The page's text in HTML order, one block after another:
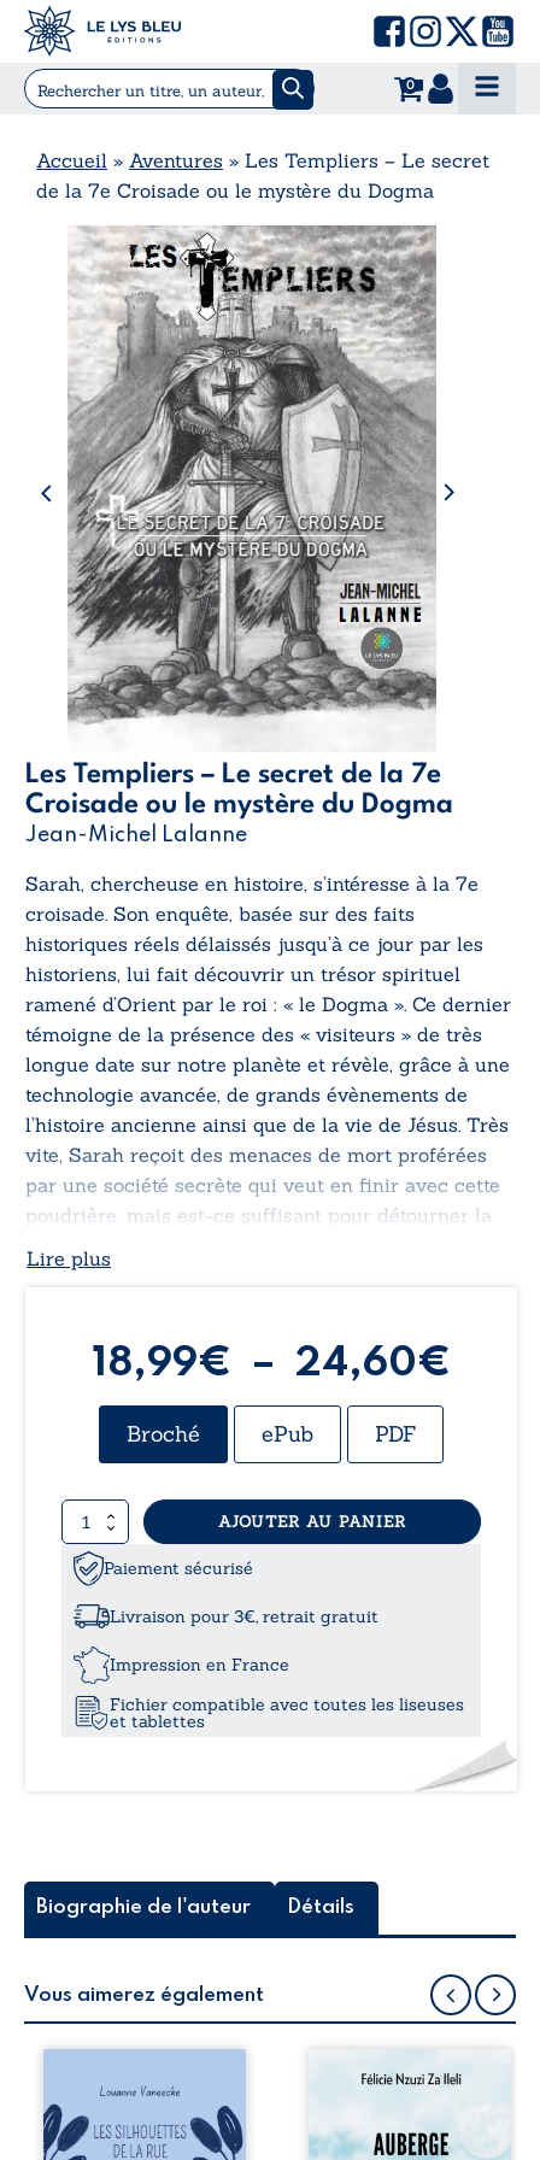
0
Accueil » Aventures » Les Templiers – Le secret
de la 7e Croisade ou le mystère du Dogma
Les Templiers – Le secret de la 7e
Croisade ou le mystère du Dogma
Jean-Michel Lalanne
Sarah, chercheuse en histoire, s’intéresse à la 7e
croisade. Son enquête, basée sur des faits
historiques réels délaissés jusqu’à ce jour par les
historiens, lui fait découvrir un trésor spirituel
ramené d’Orient par le roi : « le Dogma ». Ce dernier
témoigne de la présence des « visiteurs » de très
longue date sur notre planète et révèle, grâce à une
technologie avancée, de grands évènements de
l’histoire ancienne ainsi que de la vie de Jésus. Très
vite, Sarah reçoit des menaces de mort proférées
par une société secrète qui veut en finir avec cette
poudrière, mais est-ce suffisant pour détourner la
jeune femme de sa quête ?
Lire plus
18,99€ – 24,60€
Broché ePub PDF
quantité
de
Les
Templiers
secret
7e
AJOUTER AU PANIER
Paiement sécurisé
Livraison pour 3€, retrait gratuit
Impression en France
Fichier compatible avec toutes les liseuses
et tablettes
Biographie de l'auteur Détails
Vous aimerez également
la rue donne la
parole à six
personnages
Auberge de la
récit-témoignage